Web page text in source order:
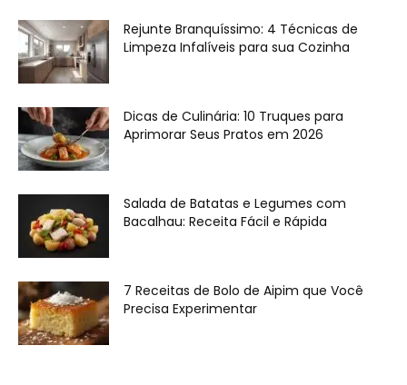
Rejunte Branquíssimo: 4 Técnicas de
Limpeza Infalíveis para sua Cozinha
Dicas de Culinária: 10 Truques para
Aprimorar Seus Pratos em 2026
Salada de Batatas e Legumes com
Bacalhau: Receita Fácil e Rápida
7 Receitas de Bolo de Aipim que Você
Precisa Experimentar